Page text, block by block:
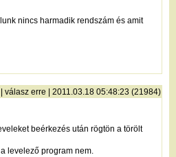
nincs harmadik rendszám és amit
válasz erre | 2011.03.18 05:48:23 (21984)
beérkezés után rögtön a törölt
levelező program nem.